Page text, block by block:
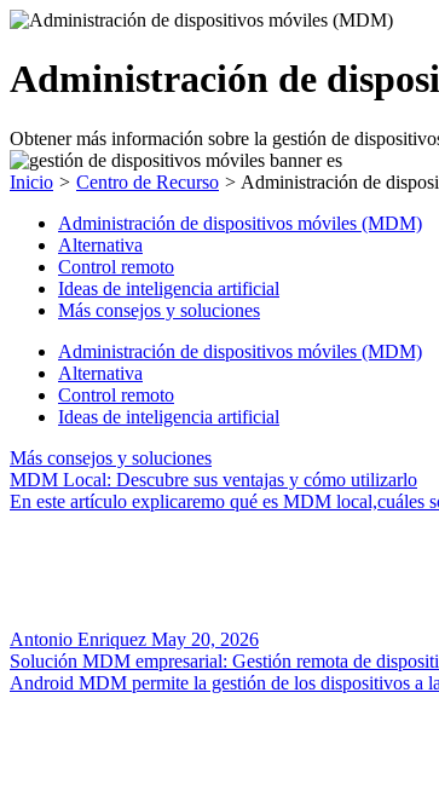
Administración de
Obtener más información sobre la gestión de
Inicio > Centro de Recurso > Administración de
Administración de dispositivos móviles (MDM)
Alternativa
Control remoto
Ideas de inteligencia artificial
Más consejos y soluciones
Administración de dispositivos móviles (MDM)
Alternativa
Control remoto
Ideas de inteligencia artificial
Más consejos y soluciones
MDM Local: Descubre sus ventajas y cómo utilizarlo
En este artículo explicaremo qué es MDM local,cuáles
Antonio Enriquez May 20, 2026
Solución MDM empresarial: Gestión remota de
Android MDM permite la gestión de los dispositivos a